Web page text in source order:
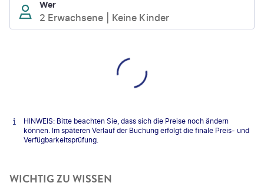
Wer
2 Erwachsene Keine Kinder
HINWEIS: Bitte beachten Sie, dass sich die Preise noch ändern
können. Im späteren Verlauf der Buchung erfolgt die finale Preis- und
Verfügbarkeitsprüfung.
WICHTIG ZU WISSEN